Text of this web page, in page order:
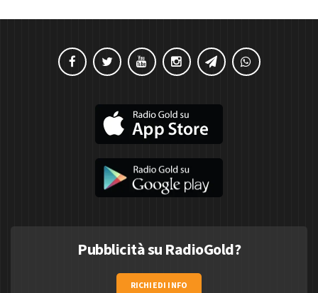
Pubblicità su RadioGold?
RICHIEDI INFO